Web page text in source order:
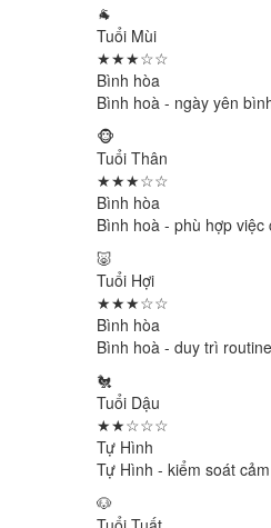
🐐
Tuổi Mùi
★★★☆☆
Bình hòa
Bình hoà - ngày yên
🐵
Tuổi Thân
★★★☆☆
Bình hòa
Bình hoà - phù hợp
🐷
Tuổi Hợi
★★★☆☆
Bình hòa
Bình hoà - duy trì
🐔
Tuổi Dậu
★★☆☆☆
Tự Hình
Tự Hình - kiểm soát
🐶